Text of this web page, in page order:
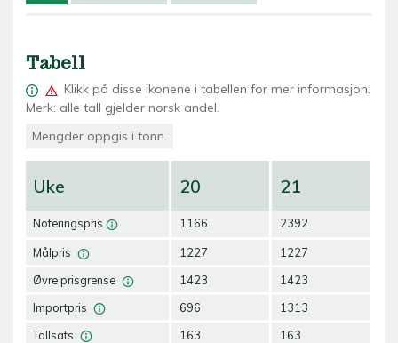
Tabell
Klikk på disse ikonene i tabellen for mer informasjon.
Merk: alle tall gjelder norsk andel.
Mengder oppgis i tonn.
Uke
Noteringspris
Målpris
Øvre prisgrense
Importpris
Tollsats
20
1166
1227
1423
696
163
21
2392
1227
1423
1313
163